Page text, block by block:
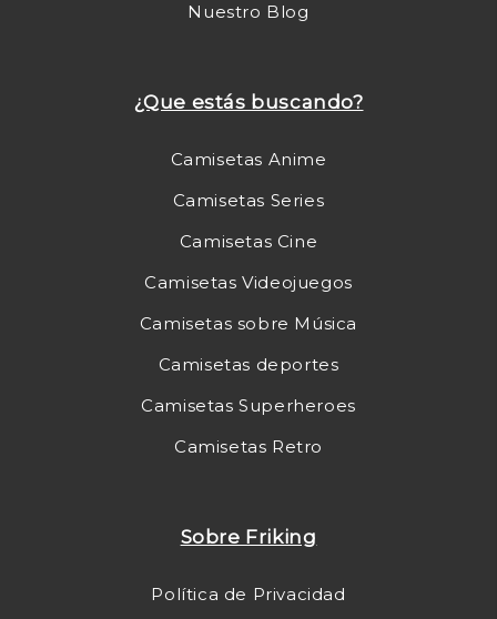
Nuestro Blog
¿Que estás buscando?
Camisetas Anime
Camisetas Series
Camisetas Cine
Camisetas Videojuegos
Camisetas sobre Música
Camisetas deportes
Camisetas Superheroes
Camisetas Retro
Sobre Friking
Política de Privacidad